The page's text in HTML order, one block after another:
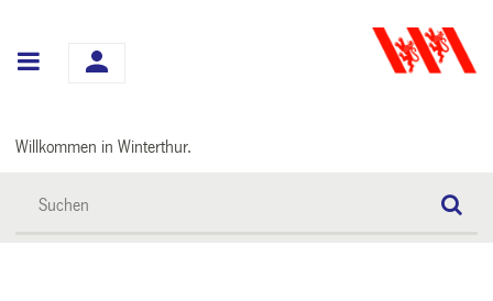
Hauptnavigation
Willkommen in Winterthur.